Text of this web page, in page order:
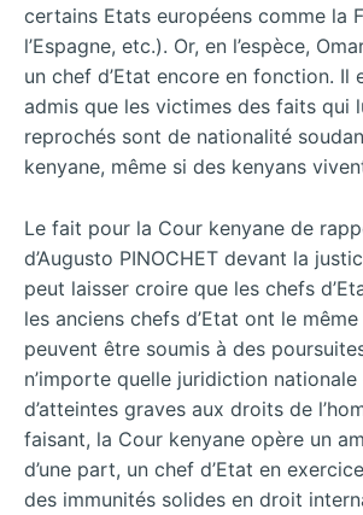
certains Etats européens comme la
l’Espagne, etc.). Or, en l’espèce,
un chef d’Etat encore en fonction. Il
admis que les victimes des faits qui
reprochés sont de nationalité
kenyane, même si des kenyans
Le fait pour la Cour kenyane de
d’Augusto PINOCHET devant la
peut laisser croire que les chefs
les anciens chefs d’Etat ont le
peuvent être soumis à des
n’importe quelle juridiction
d’atteintes graves aux droits de
faisant, la Cour kenyane opère un
d’une part, un chef d’Etat en
des immunités solides en droit